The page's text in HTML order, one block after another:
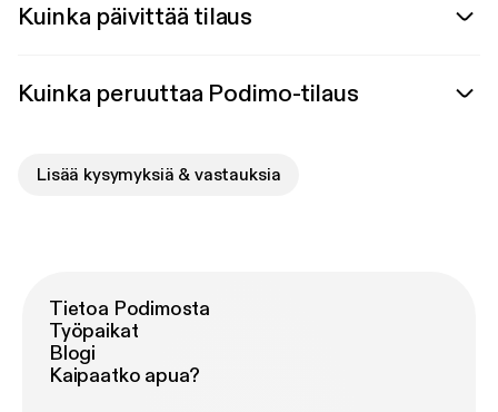
Kuinka päivittää tilaus
Kuinka peruuttaa Podimo-tilaus
Lisää kysymyksiä & vastauksia
Tietoa Podimosta
Työpaikat
Blogi
Kaipaatko apua?